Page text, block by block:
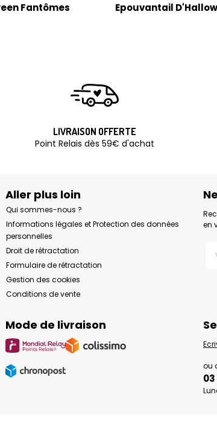
Fantômes Epouvantail
LIVRAISON OFFERTE
Point Relais dès 59€ d'achat
Aller plus loin
Qui sommes-nous ?
Informations légales et Protection des données
personnelles
Droit de rétractation
Formulaire de rétractation
Gestion des cookies
Conditions de vente
en
Mode de livraison
ou
03